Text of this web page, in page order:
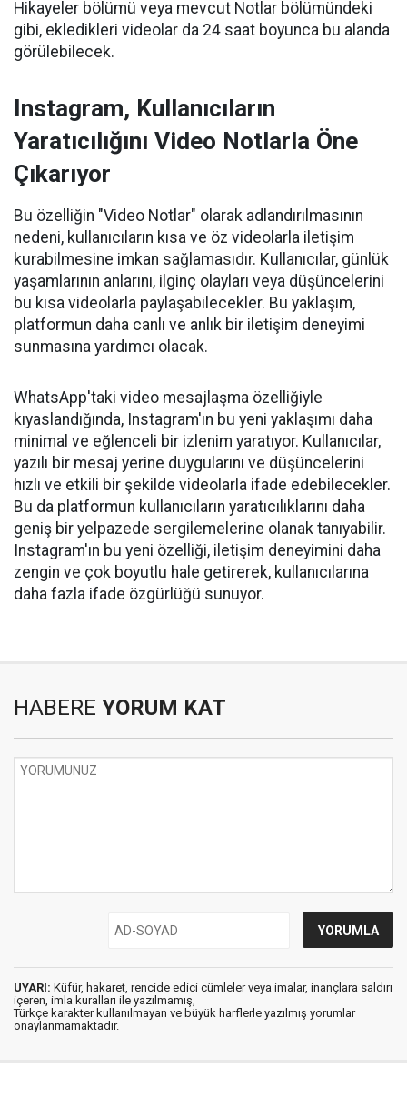
Hikayeler bölümü veya mevcut Notlar bölümündeki
gibi, ekledikleri videolar da 24 saat boyunca bu alanda
görülebilecek.
Instagram, Kullanıcıların
Yaratıcılığını Video Notlarla Öne
Çıkarıyor
Bu özelliğin "Video Notlar" olarak adlandırılmasının
nedeni, kullanıcıların kısa ve öz videolarla iletişim
kurabilmesine imkan sağlamasıdır. Kullanıcılar, günlük
yaşamlarının anlarını, ilginç olayları veya düşüncelerini
bu kısa videolarla paylaşabilecekler. Bu yaklaşım,
platformun daha canlı ve anlık bir iletişim deneyimi
sunmasına yardımcı olacak.
WhatsApp'taki video mesajlaşma özelliğiyle
kıyaslandığında, Instagram'ın bu yeni yaklaşımı daha
minimal ve eğlenceli bir izlenim yaratıyor. Kullanıcılar,
yazılı bir mesaj yerine duygularını ve düşüncelerini
hızlı ve etkili bir şekilde videolarla ifade edebilecekler.
Bu da platformun kullanıcıların yaratıcılıklarını daha
geniş bir yelpazede sergilemelerine olanak tanıyabilir.
Instagram'ın bu yeni özelliği, iletişim deneyimini daha
zengin ve çok boyutlu hale getirerek, kullanıcılarına
daha fazla ifade özgürlüğü sunuyor.
HABERE YORUM KAT
UYARI: Küfür, hakaret, rencide edici cümleler veya imalar, inançlara saldırı
içeren, imla kuralları ile yazılmamış,
Türkçe karakter kullanılmayan ve büyük harflerle yazılmış yorumlar
onaylanmamaktadır.